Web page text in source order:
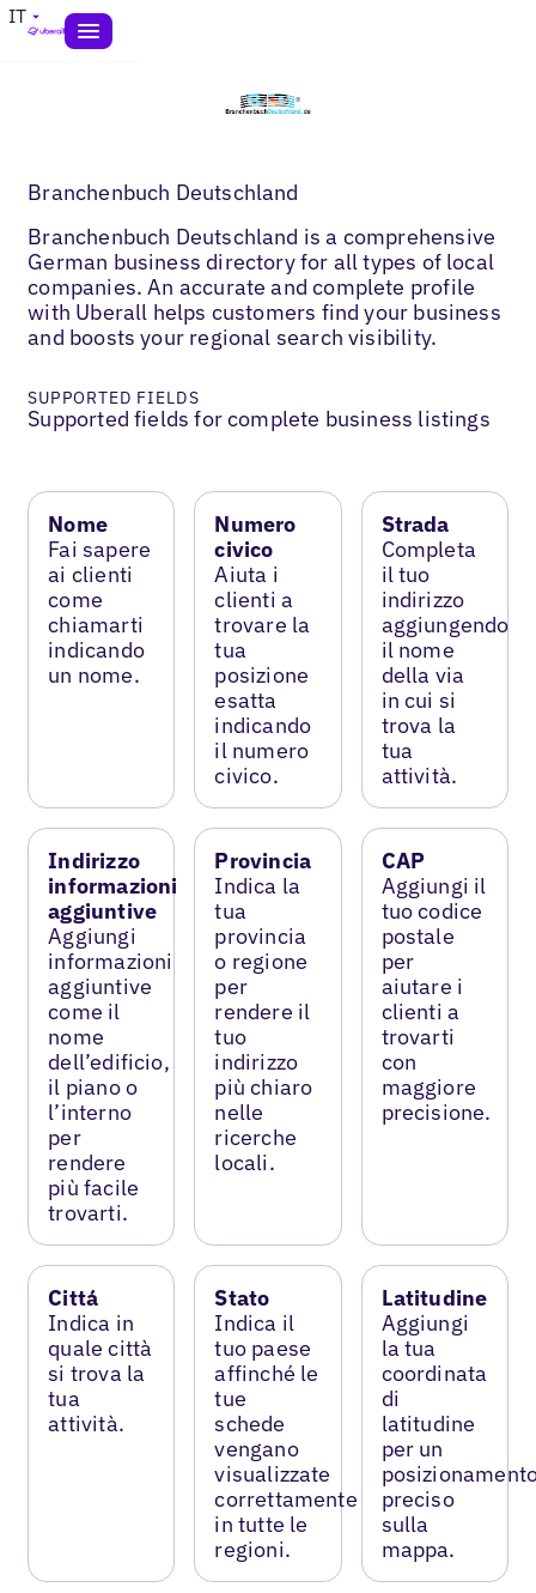
IT
Branchenbuch Deutschland
Branchenbuch Deutschland is a comprehensive
German business directory for all types of local
companies. An accurate and complete profile
with Uberall helps customers find your business
and boosts your regional search visibility.
SUPPORTED FIELDS
Supported fields for complete business listings
Nome
Fai sapere
ai clienti
come
chiamarti
indicando
un nome.
Numero
civico
Aiuta i
clienti a
trovare la
tua
posizione
esatta
indicando
il numero
civico.
Strada
Completa
il tuo
indirizzo
aggiungendo
il nome
della via
in cui si
trova la
tua
attività.
Indirizzo
informazioni
aggiuntive
Aggiungi
informazioni
aggiuntive
come il
nome
dell’edificio,
il piano o
l’interno
per
rendere
più facile
trovarti.
Provincia
Indica la
tua
provincia
o regione
per
rendere il
tuo
indirizzo
più chiaro
nelle
ricerche
locali.
CAP
Aggiungi il
tuo codice
postale
per
aiutare i
clienti a
trovarti
con
maggiore
precisione.
Cittá
Indica in
quale città
si trova la
tua
attività.
Stato
Indica il
tuo paese
affinché le
tue
schede
vengano
visualizzate
correttamente
in tutte le
regioni.
Latitudine
Aggiungi
la tua
coordinata
di
latitudine
per un
preciso
sulla
mappa.